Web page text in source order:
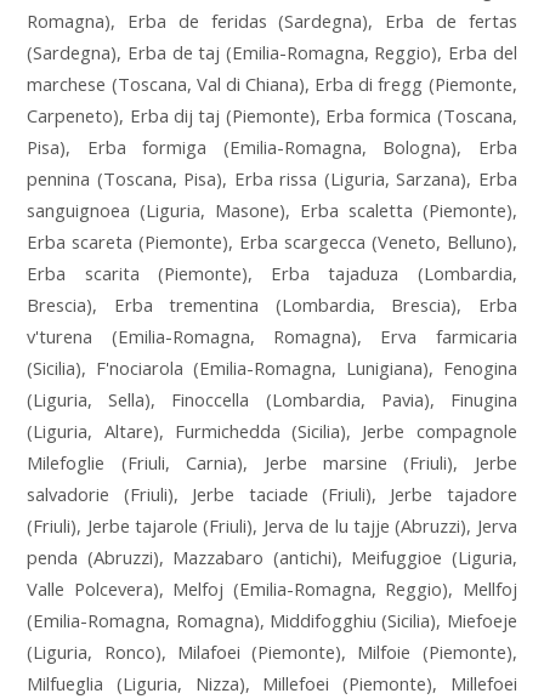
Romagna), Erba de feridas (Sardegna), Erba de fertas
(Sardegna), Erba de taj (Emilia-Romagna, Reggio), Erba del
marchese (Toscana, Val di Chiana), Erba di fregg (Piemonte,
Carpeneto), Erba dij taj (Piemonte), Erba formica (Toscana,
Pisa), Erba formiga (Emilia-Romagna, Bologna), Erba
pennina (Toscana, Pisa), Erba rissa (Liguria, Sarzana), Erba
sanguignoea (Liguria, Masone), Erba scaletta (Piemonte),
Erba scareta (Piemonte), Erba scargecca (Veneto, Belluno),
Erba scarita (Piemonte), Erba tajaduza (Lombardia,
Brescia), Erba trementina (Lombardia, Brescia), Erba
v'turena (Emilia-Romagna, Romagna), Erva farmicaria
(Sicilia), F'nociarola (Emilia-Romagna, Lunigiana), Fenogina
(Liguria, Sella), Finoccella (Lombardia, Pavia), Finugina
(Liguria, Altare), Furmichedda (Sicilia), Jerbe compagnole
Milefoglie (Friuli, Carnia), Jerbe marsine (Friuli), Jerbe
salvadorie (Friuli), Jerbe taciade (Friuli), Jerbe tajadore
(Friuli), Jerbe tajarole (Friuli), Jerva de lu tajje (Abruzzi), Jerva
penda (Abruzzi), Mazzabaro (antichi), Meifuggioe (Liguria,
Valle Polcevera), Melfoj (Emilia-Romagna, Reggio), Mellfoj
(Emilia-Romagna, Romagna), Middifogghiu (Sicilia), Miefoeje
(Liguria, Ronco), Milafoei (Piemonte), Milfoie (Piemonte),
Milfueglia (Liguria, Nizza), Millefoei (Piemonte), Millefoei